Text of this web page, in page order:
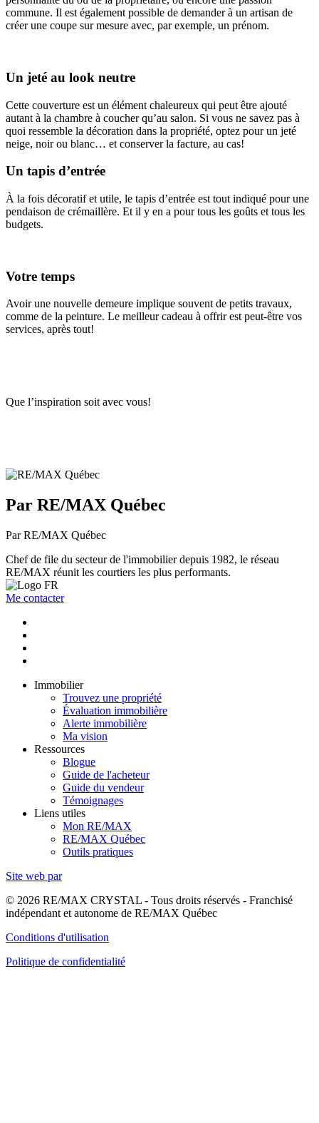
commune. Il est également possible de demander à un artisan de
créer une coupe sur mesure avec, par exemple, un prénom.
Un jeté au look neutre
Cette couverture est un élément chaleureux qui peut être ajouté
autant à la chambre à coucher qu’au salon. Si vous ne savez pas à
quoi ressemble la décoration dans la propriété, optez pour un jeté
neige, noir ou blanc… et conserver la facture, au cas!
Un tapis d’entrée
À la fois décoratif et utile, le tapis d’entrée est tout indiqué pour une
pendaison de crémaillère. Et il y en a pour tous les goûts et tous les
budgets.
Votre temps
Avoir une nouvelle demeure implique souvent de petits travaux,
comme de la peinture. Le meilleur cadeau à offrir est peut-être vos
services, après tout!
Que l’inspiration soit avec vous!
Par RE/MAX Québec
Par RE/MAX Québec
Chef de file du secteur de l'immobilier depuis 1982, le réseau
RE/MAX réunit les courtiers les plus performants.
Me contacter
Immobilier
Trouvez une propriété
Évaluation immobilière
Alerte immobilière
Ma vision
Ressources
Blogue
Guide de l'acheteur
Guide du vendeur
Témoignages
Liens utiles
Mon RE/MAX
RE/MAX Québec
Outils pratiques
Site web par
© 2026 RE/MAX CRYSTAL - Tous droits réservés - Franchisé
indépendant et autonome de RE/MAX Québec
Conditions d'utilisation
Politique de confidentialité